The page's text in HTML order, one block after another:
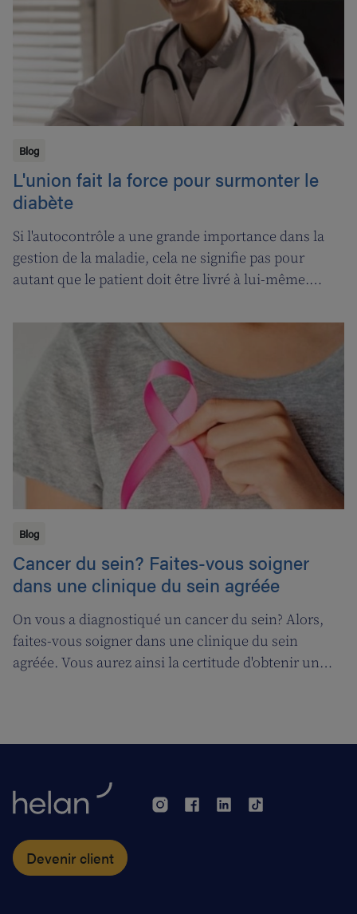
Blog
L'union fait la force pour surmonter le
diabète
Si l'autocontrôle a une grande importance dans la
gestion de la maladie, cela ne signifie pas pour
autant que le patient doit être livré à lui-même.
que patient, à être impliqué dans votre traitement.
Blog
Cancer du sein? Faites-vous soigner
dans une clinique du sein agréée
On vous a diagnostiqué un cancer du sein? Alors,
faites-vous soigner dans une clinique du sein
agréée. Vous aurez ainsi la certitude d'obtenir un
bénéfique.
Devenir client